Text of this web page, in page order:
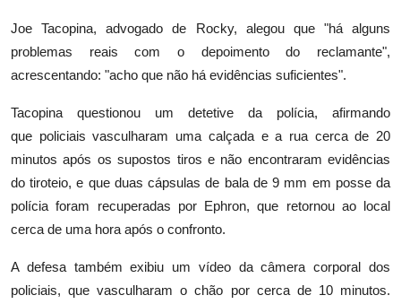
Joe Tacopina, advogado de Rocky, alegou que "há alguns
problemas reais com o depoimento do reclamante",
acrescentando: "acho que não há evidências suficientes".
Tacopina questionou um detetive da polícia, afirmando
que policiais vasculharam uma calçada e a rua cerca de 20
minutos após os supostos tiros e não encontraram evidências
do tiroteio, e que duas cápsulas de bala de 9 mm em posse da
polícia foram recuperadas por Ephron, que retornou ao local
cerca de uma hora após o confronto.
A defesa também exibiu um vídeo da câmera corporal dos
policiais, que vasculharam o chão por cerca de 10 minutos.